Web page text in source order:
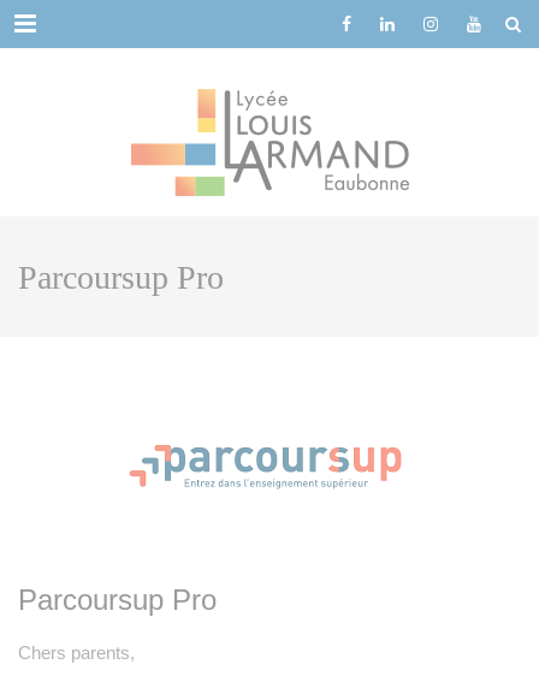
Menu
Parcoursup Pro
Parcoursup Pro
Chers parents,
Cookies management panel